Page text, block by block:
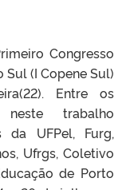
Congresso
Sul (I Copene Sul)
Entre os
neste trabalho
da UFPel, Furg,
Ufrgs, Coletivo
de Porto